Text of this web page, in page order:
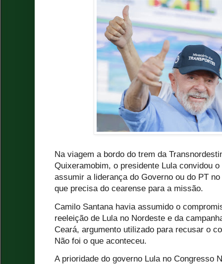
Na viagem a bordo do trem da
Quixeramobim, o presidente Lula convidou
assumir a liderança do Governo ou do PT
que precisa do cearense para a missão.
Camilo Santana havia assumido o
reeleição de Lula no Nordeste e da
Ceará, argumento utilizado para recusar o
Não foi o que aconteceu.
A prioridade do governo Lula no Congresso